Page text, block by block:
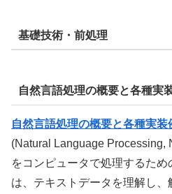
基礎技術・前処理
自然言語処理の概要と各種実
自然言語処理の概要と各種実装
(Natural Language Processing,
をコンピュータで処理するた
は、テキストデータを理解し